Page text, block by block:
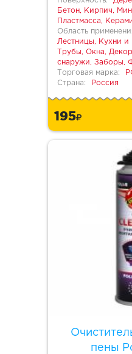
Бетон, Кирпич,
Пластмасса,
Область
Лестницы, Кухни и
Трубы, Окна,
снаружи, Заборы,
Торговая марка:
Страна:
Россия
195
пены